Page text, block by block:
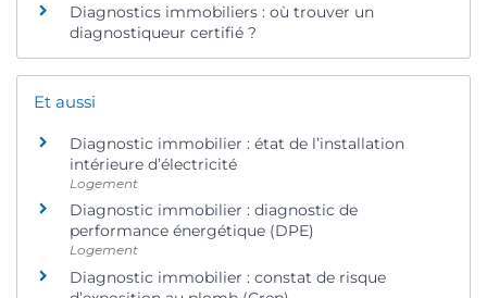
Diagnostics immobiliers : où trouver un
diagnostiqueur certifié ?
Et aussi
Diagnostic immobilier : état de l’installation
intérieure d’électricité
Logement
Diagnostic immobilier : diagnostic de
performance énergétique (DPE)
Logement
Diagnostic immobilier : constat de risque